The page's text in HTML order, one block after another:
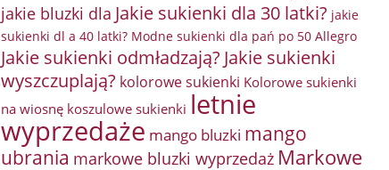
jakie bluzki dla Jakie sukienki dla 30 latki? jakie
sukienki dl a 40 latki? Modne sukienki dla pań po 50 Allegro
Jakie sukienki odmładzają? Jakie sukienki
wyszczuplają? kolorowe sukienki Kolorowe sukienki
na wiosnę koszulowe sukienki letnie
wyprzedaże mango bluzki mango
ubrania markowe bluzki wyprzedaż Markowe